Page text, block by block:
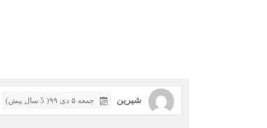
شيرين جمعه ۵ دی ۹۹( 5 سال پیش)